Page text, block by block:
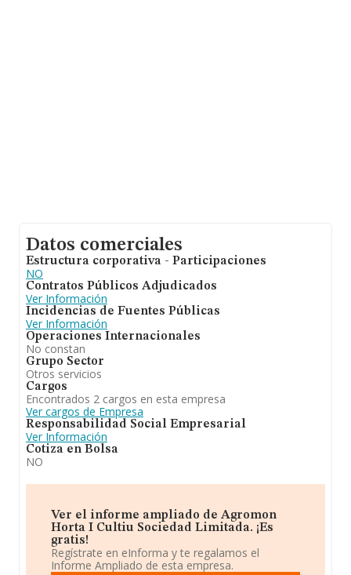
Datos comerciales
Estructura corporativa - Participaciones
NO
Contratos Públicos Adjudicados
Ver Información
Incidencias de Fuentes Públicas
Ver Información
Operaciones Internacionales
No constan
Grupo Sector
Otros servicios
Cargos
Encontrados 2 cargos en esta empresa
Ver cargos de Empresa
Responsabilidad Social Empresarial
Ver Información
Cotiza en Bolsa
NO
Ver el informe ampliado de Agromon
Horta I Cultiu Sociedad Limitada. ¡Es
gratis!
Regístrate en eInforma y te regalamos el
Informe Ampliado de esta empresa.